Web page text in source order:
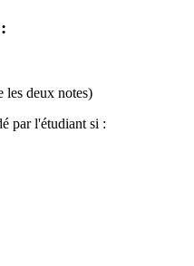
les deux notes)
par l'étudiant si :